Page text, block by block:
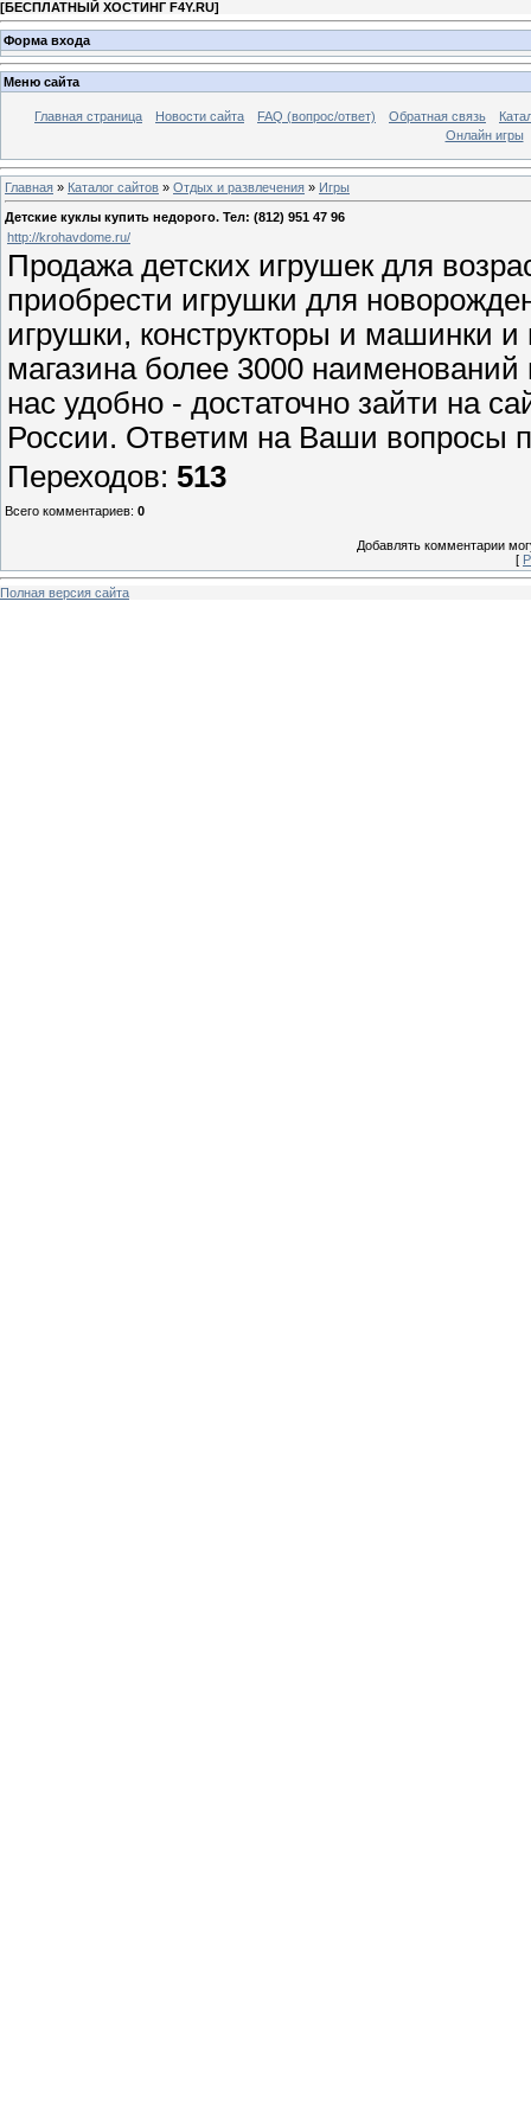
[БЕСПЛАТНЫЙ ХОСТИНГ F4Y.RU]
Форма входа
Меню сайта
Главная страница Новости сайта FAQ (вопрос/ответ) Обратная связь
Онлайн игры
Главная » Каталог сайтов » Отдых и развлечения » Игры
Детские куклы купить недорого. Тел: (812) 951 47 96
http://krohavdome.ru/
Продажа детских игрушек для
приобрести игрушки для
игрушки, конструкторы и машинки и
магазина более 3000
нас удобно - достаточно зайти на
России. Ответим на Ваши вопросы
Переходов: 513
Всего комментариев: 0
Добавлять комментарии
[
Полная версия сайта